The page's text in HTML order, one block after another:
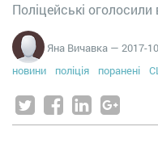
Поліцейські оголосили
Яна Вичавка — 2017-
новини
поліція поранені